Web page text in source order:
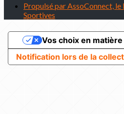
Propulsé par AssoConnect,
Sportives
Notification lors de la
Vos choix en